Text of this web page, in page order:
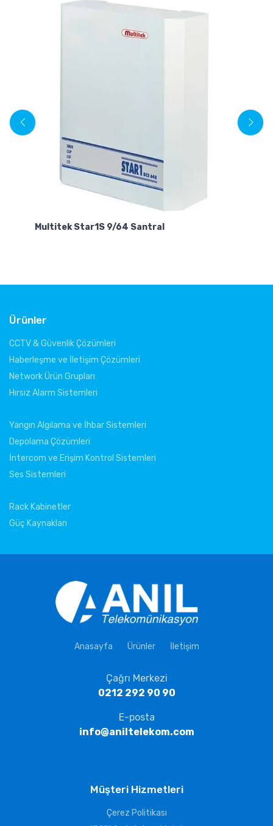
Multitek Star1S 9/64 Santral
Ürünler
CCTV & Güvenlik Çözümleri
Haberleşme ve İletişim Çözümleri
Network Ürün Grupları
Hırsız Alarm Sistemleri
Yangın Algılama ve İhbar Sistemleri
Depolama Çözümleri
İntercom ve Erişim Kontrol Sistemleri
Ses Sistemleri
Rack Kabinetler
Güç Kaynakları
Anasayfa Ürünler İletişim
Çağrı Merkezi
0212 292 90 90
E-posta
info@aniltelekom.com
Müşteri Hizmetleri
Çerez Politikası